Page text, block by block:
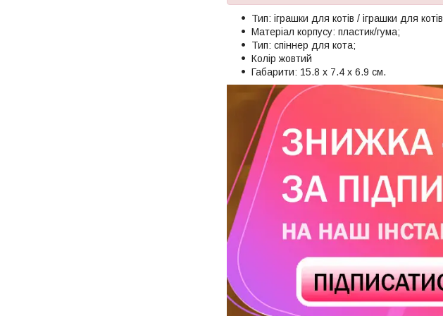
Тип: іграшки для котів / іграшки для котів
Матеріал корпусу: пластик/гума;
Тип: спіннер для кота;
Колір жовтий
Габарити: 15.8 х 7.4 х 6.9 см.